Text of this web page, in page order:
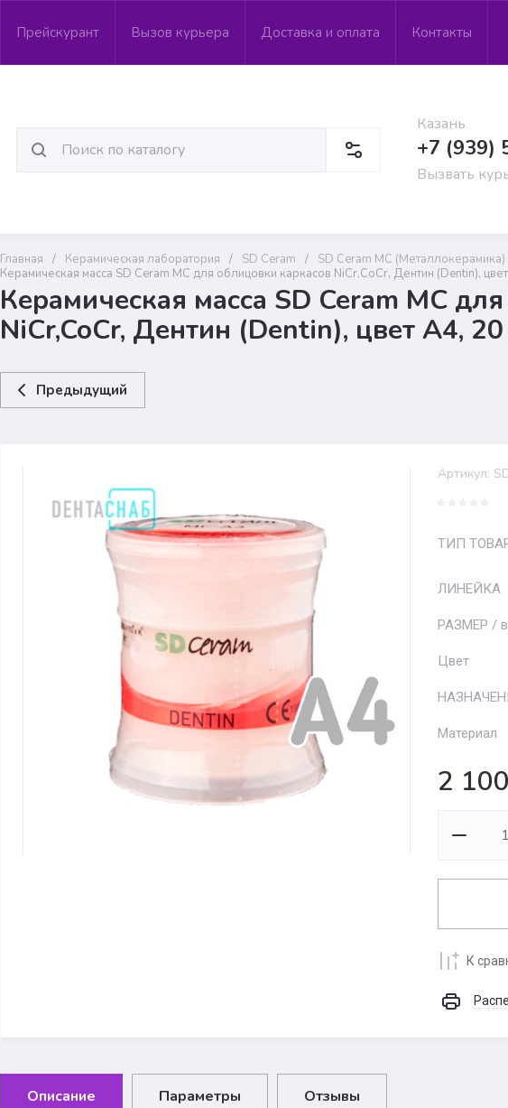
Прейскурант Вызов курьера Доставка и оплата Контакты
Казань
+7 (939)
Вызвать
Главная / Керамическая лаборатория / SD Ceram / SD Ceram MC (Металлокерамика)
Керамическая масса SD Ceram MC для облицовки каркасов NiCr,CoCr, Дентин (Dentin),
Керамическая масса SD Ceram MC
NiCr,CoCr, Дентин (Dentin), цвет A4,
Предыдущий
Артикул:
ТИП
ЛИНЕЙКА
РАЗМЕР /
Цвет
Материал
2 100
К
Описание Параметры Отзывы